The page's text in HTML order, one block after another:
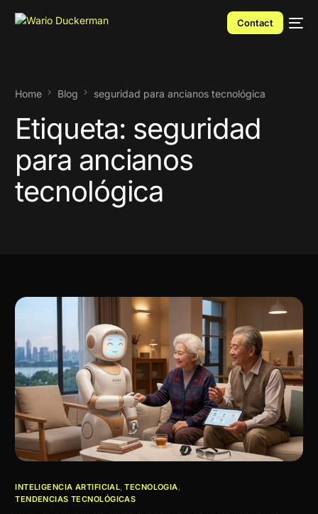
Contact
Home Blog seguridad para ancianos tecnológica
Etiqueta: seguridad
para ancianos
tecnológica
INTELIGENCIA ARTIFICIAL,TECNOLOGIA,
TENDENCIAS TECNOLÓGICAS